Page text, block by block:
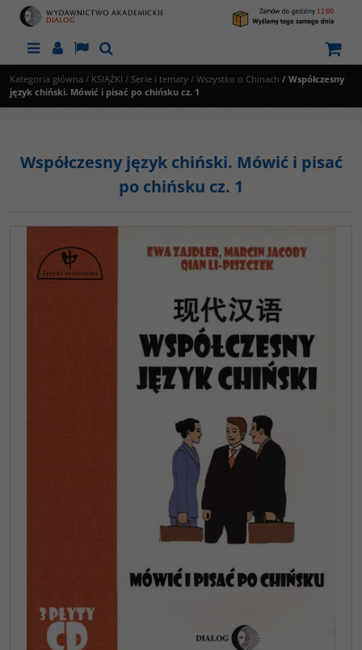
MenuPanelLangSzukaj
Kategoria główna / KSIĄŻKI / Serie i tematy / Wszystko o Chinach / Współczesny
język chiński. Mówić i pisać po chińsku cz. 1
Współczesny język chiński. Mówić i pisać
po chińsku cz. 1